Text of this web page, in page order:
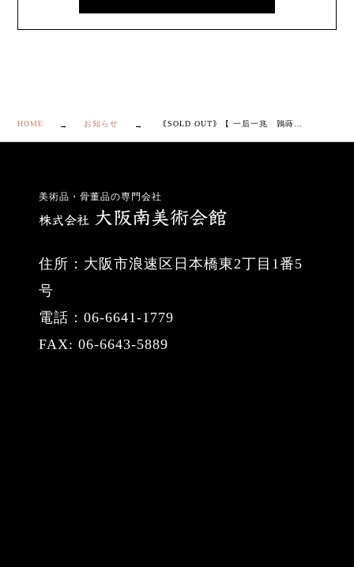
HOME お知らせ
美術品・骨董品の専門会社
住所：大阪市浪速区日本橋東2丁目1番5
号
電話：06-6641-1779
FAX: 06-6643-5889